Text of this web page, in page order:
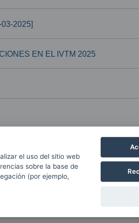
2025]
EN EL IVTM 2025
A-2620 y conexión con la
el uso del sitio web
sobre la base de
(por ejemplo,